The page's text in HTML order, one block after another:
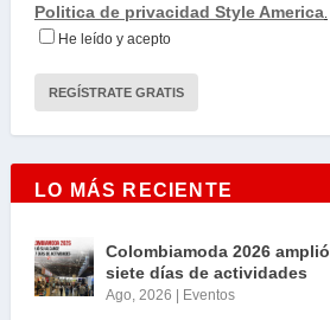
Politica de privacidad Style America.
He leído y acepto
LO MÁS RECIENTE
Colombiamoda 2026
siete días de actividades
Ago, 2026 | Eventos